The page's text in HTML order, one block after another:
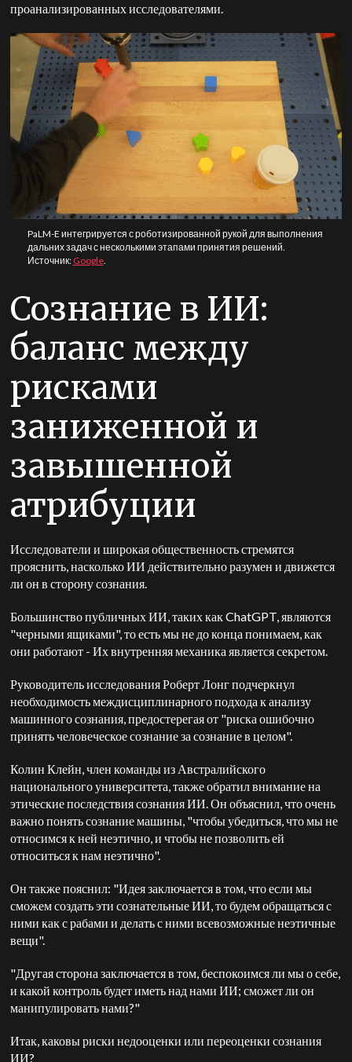
проанализированных исследователями.
PaLM-E интегрируется с роботизированной рукой для выполнения
дальних задач с несколькими этапами принятия решений.
Источник: Google.
Сознание в ИИ:
баланс между
рисками
заниженной и
завышенной
атрибуции
Исследователи и широкая общественность стремятся
прояснить, насколько ИИ действительно разумен и движется
ли он в сторону сознания.
Большинство публичных ИИ, таких как ChatGPT, являются
"черными ящиками", то есть мы не до конца понимаем, как
они работают - Их внутренняя механика является секретом.
Руководитель исследования Роберт Лонг подчеркнул
необходимость междисциплинарного подхода к анализу
машинного сознания, предостерегая от "риска ошибочно
принять человеческое сознание за сознание в целом".
Колин Клейн, член команды из Австралийского
национального университета, также обратил внимание на
этические последствия сознания ИИ. Он объяснил, что очень
важно понять сознание машины, "чтобы убедиться, что мы не
относимся к ней неэтично, и чтобы не позволить ей
относиться к нам неэтично".
Он также пояснил: "Идея заключается в том, что если мы
сможем создать эти сознательные ИИ, то будем обращаться с
ними как с рабами и делать с ними всевозможные неэтичные
вещи".
"Другая сторона заключается в том, беспокоимся ли мы о себе,
и какой контроль будет иметь над нами ИИ; сможет ли он
манипулировать нами?"
Итак, каковы риски недооценки или переоценки сознания
ИИ?